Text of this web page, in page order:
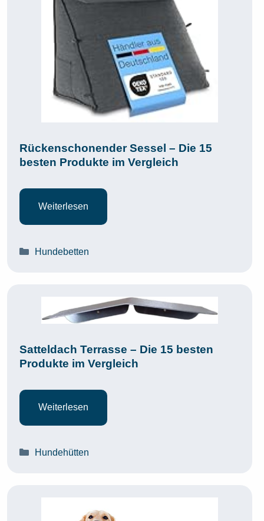
Rückenschonender Sessel – Die 15
besten Produkte im Vergleich
Weiterlesen
Kategorien
Hundebetten
Satteldach Terrasse – Die 15 besten
Produkte im Vergleich
Weiterlesen
Kategorien
Hundehütten